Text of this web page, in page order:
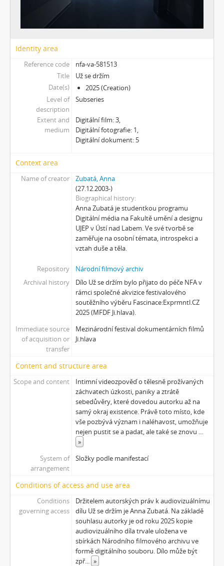
Identity area
Reference code
nfa-va-581513
Title
Už se držím
Date(s)
2025 (Creation)
Level of
description
Subseries
Extent and
medium
Digitální film: 3,
Digitální fotografie: 1,
Digitální dokument: 5
Context area
Name of creator
Zubatá, Anna
(27.12.2003-)
Biographical history
Anna Zubatá je studentkou programu
Digitální média na Fakultě umění a designu
UJEP v Ústí nad Labem. Ve své tvorbě se
zaměřuje na osobní témata, introspekci a
vztah duše a těla.
Repository
Národní filmový archiv
Archival history
Dílo Už se držím bylo přijato do péče NFA v
rámci společné akvizice festivalového
soutěžního výběru Fascinace:Exprmntl.CZ
2025 (MFDF Ji.hlava).
Immediate source
of acquisition or
transfer
Mezinárodní festival dokumentárních filmů
Ji.hlava
Content and structure area
Scope and content
Intimní videozpověď o tělesně prožívaných
záchvatech úzkosti, paniky a ztrátě
sebedůvěry, které dovedou autorku až na
samý okraj existence. Právě toto místo, kde
vše pozbývá význam i naléhavost, umožňuje
nejen pustit se a padat, ale také se znovu ...
»
System of
arrangement
Složky podle manifestací
Conditions of access and use area
Conditions
governing access
Držitelem autorských práv k audiovizuálnímu
dílu Už se držím je Anna Zubatá. Na základě
souhlasu autorky je od roku 2025 kopie
audiovizuálního díla trvale uložena ve
sbírkách Národního filmového archivu ve
formě digitálního souboru. Dílo může být
zpř... »